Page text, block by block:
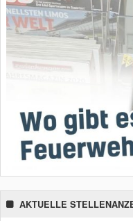
AKTUELLE